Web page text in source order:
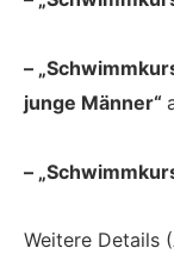
–
junge Männer“
–
Weitere Details